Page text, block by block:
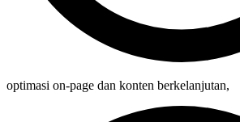
optimasi on-page dan konten berkelanjutan,